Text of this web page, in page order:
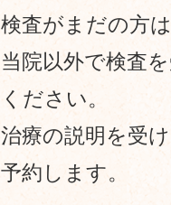
検査がまだの方
当院以外で検査
ください。
治療の説明を受
予約します。